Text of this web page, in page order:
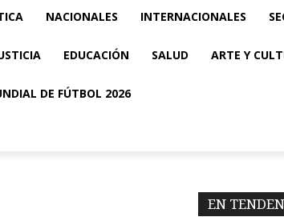
NACIONALES INTERNACIONALES
EDUCACIÓN SALUD ARTE Y
DE FÚTBOL 2026
EN